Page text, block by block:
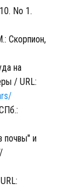
No 1.
Скорпион,
на
/ URL:
почвы" и